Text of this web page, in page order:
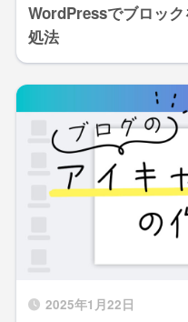
WordPressでブロッ
処法
2025年1月22日